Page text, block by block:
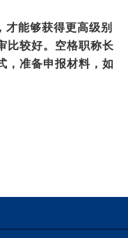
才能够获得更高级别
比较好。空格职称长
，准备申报材料，如